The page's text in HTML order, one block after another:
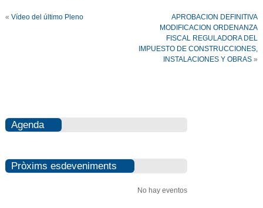
« Vídeo del último Pleno
APROBACION DEFINITIVA
MODIFICACION ORDENANZA
FISCAL REGULADORA DEL
IMPUESTO DE CONSTRUCCIONES,
INSTALACIONES Y OBRAS »
Agenda
Pròxims esdeveniments
No hay eventos